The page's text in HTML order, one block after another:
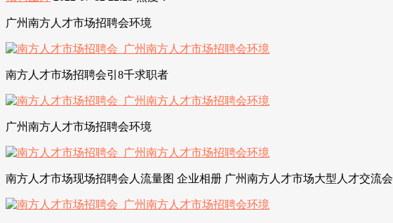
广州南方人才市场招聘会环境
南方人才市场招聘会引8千求职者
广州南方人才市场招聘会环境
南方人才市场现场招聘会人流量图 企业相册 广州南方人才市场大型人才交流会